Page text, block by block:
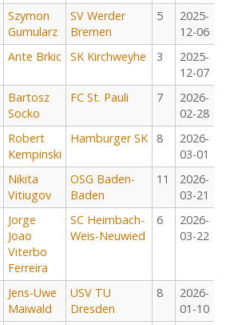
Szymon
Gumularz
SV Werder
Bremen
5
2025-
12-06
Ante Brkic SK Kirchweyhe 3
2025-
12-07
Bartosz
Socko
FC St. Pauli 7
2026-
02-28
Robert
Kempinski
Hamburger SK 8
2026-
03-01
Nikita
Vitiugov
OSG Baden-
Baden
11
2026-
03-21
Jorge
Joao
Viterbo
Ferreira
SC Heimbach-
Weis-Neuwied
6
2026-
03-22
Jens-Uwe
Maiwald
USV TU
Dresden
8
2026-
01-10